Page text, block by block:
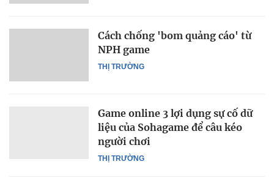
THỊ TRƯỜNG
Cách chống 'bom quảng cáo' từ
NPH game
THỊ TRƯỜNG
Game online 3 lợi dụng sự cố dữ
liệu của Sohagame để câu kéo
người chơi